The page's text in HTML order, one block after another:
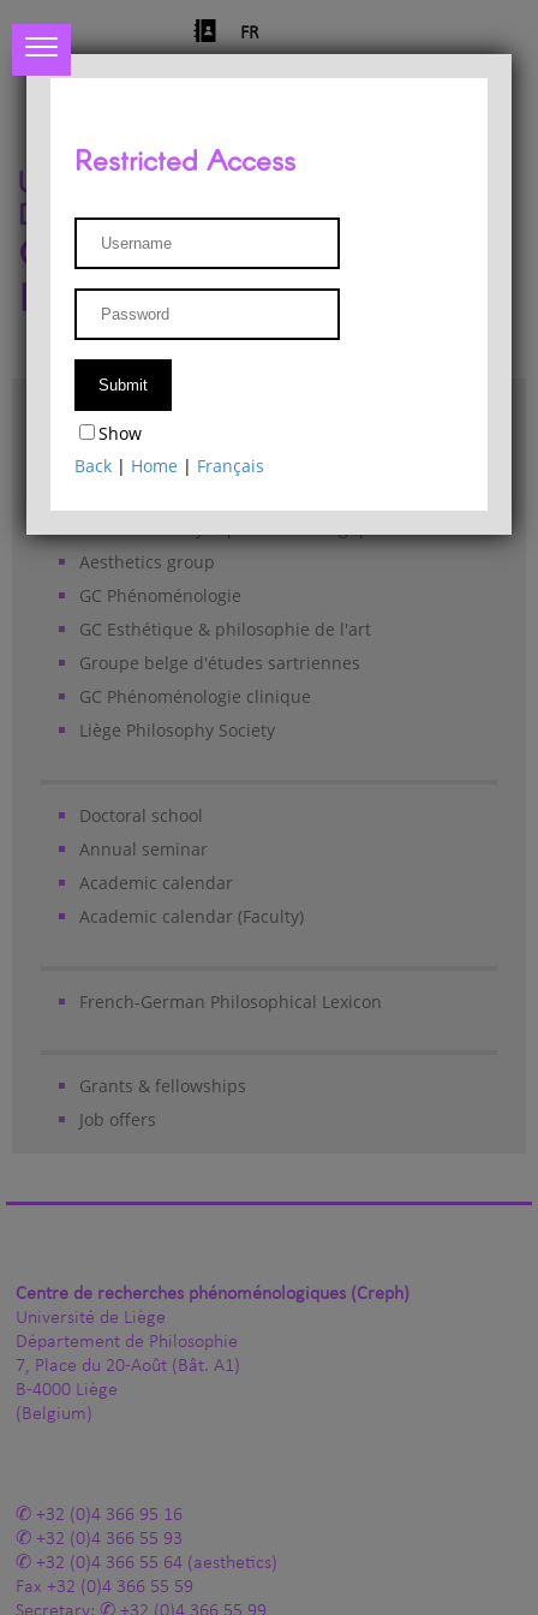
FR
University of Liège
Départment of Philosophy
Center for Phenomenological
Research
Access & maps
Philosophy Department Library
Aesthetics group
GC Phénoménologie
GC Esthétique & philosophie de l'art
Groupe belge d'études sartriennes
GC Phénoménologie clinique
Liège Philosophy Society
Doctoral school
Annual seminar
Academic calendar
Academic calendar (Faculty)
French-German Philosophical Lexicon
Grants & fellowships
Job offers
Restricted Access
Show
Back | Home | Français
Centre de recherches phénoménologiques (Creph)
Université de Liège
Département de Philosophie
7, Place du 20-Août (Bât. A1)
B-4000 Liège
(Belgium)
+32 (0)4 366 95 16
+32 (0)4 366 55 93
+32 (0)4 366 55 64 (aesthetics)
Fax +32 (0)4 366 55 59